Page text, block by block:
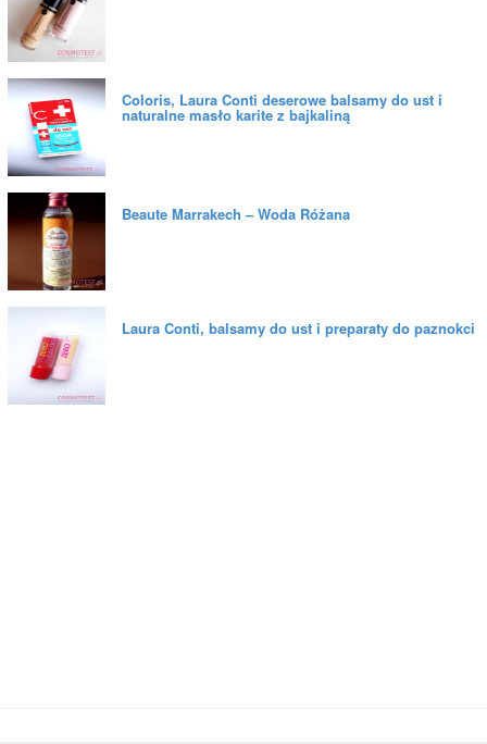
Coloris, Laura Conti deserowe balsamy do ust i
naturalne masło karite z bajkaliną
Beaute Marrakech – Woda Różana
Laura Conti, balsamy do ust i preparaty do paznokci